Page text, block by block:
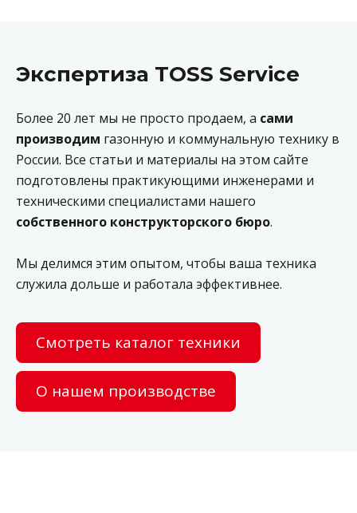
Экспертиза TOSS Service
Более 20 лет мы не просто продаем, а сами
производим газонную и коммунальную технику в
России. Все статьи и материалы на этом сайте
подготовлены практикующими инженерами и
техническими специалистами нашего
собственного конструкторского бюро.
Мы делимся этим опытом, чтобы ваша техника
служила дольше и работала эффективнее.
Смотреть каталог техники
О нашем производстве